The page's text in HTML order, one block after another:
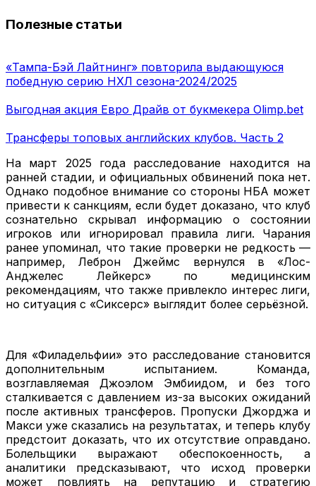
Полезные статьи
«Тампа-Бэй Лайтнинг» повторила выдающуюся
победную серию НХЛ сезона-2024/2025
Выгодная акция Евро Драйв от букмекера Olimp.bet
Трансферы топовых английских клубов. Часть 2
На март 2025 года расследование находится на
ранней стадии, и официальных обвинений пока нет.
Однако подобное внимание со стороны НБА может
привести к санкциям, если будет доказано, что клуб
сознательно скрывал информацию о состоянии
игроков или игнорировал правила лиги. Чарания
ранее упоминал, что такие проверки не редкость —
например, Леброн Джеймс вернулся в «Лос-
Анджелес Лейкерс» по медицинским
рекомендациям, что также привлекло интерес лиги,
но ситуация с «Сиксерс» выглядит более серьёзной.
Для «Филадельфии» это расследование становится
дополнительным испытанием. Команда,
возглавляемая Джоэлом Эмбиидом, и без того
сталкивается с давлением из-за высоких ожиданий
после активных трансферов. Пропуски Джорджа и
Макси уже сказались на результатах, и теперь клубу
предстоит доказать, что их отсутствие оправдано.
Болельщики выражают обеспокоенность, а
аналитики предсказывают, что исход проверки
может повлиять на репутацию и стратегию